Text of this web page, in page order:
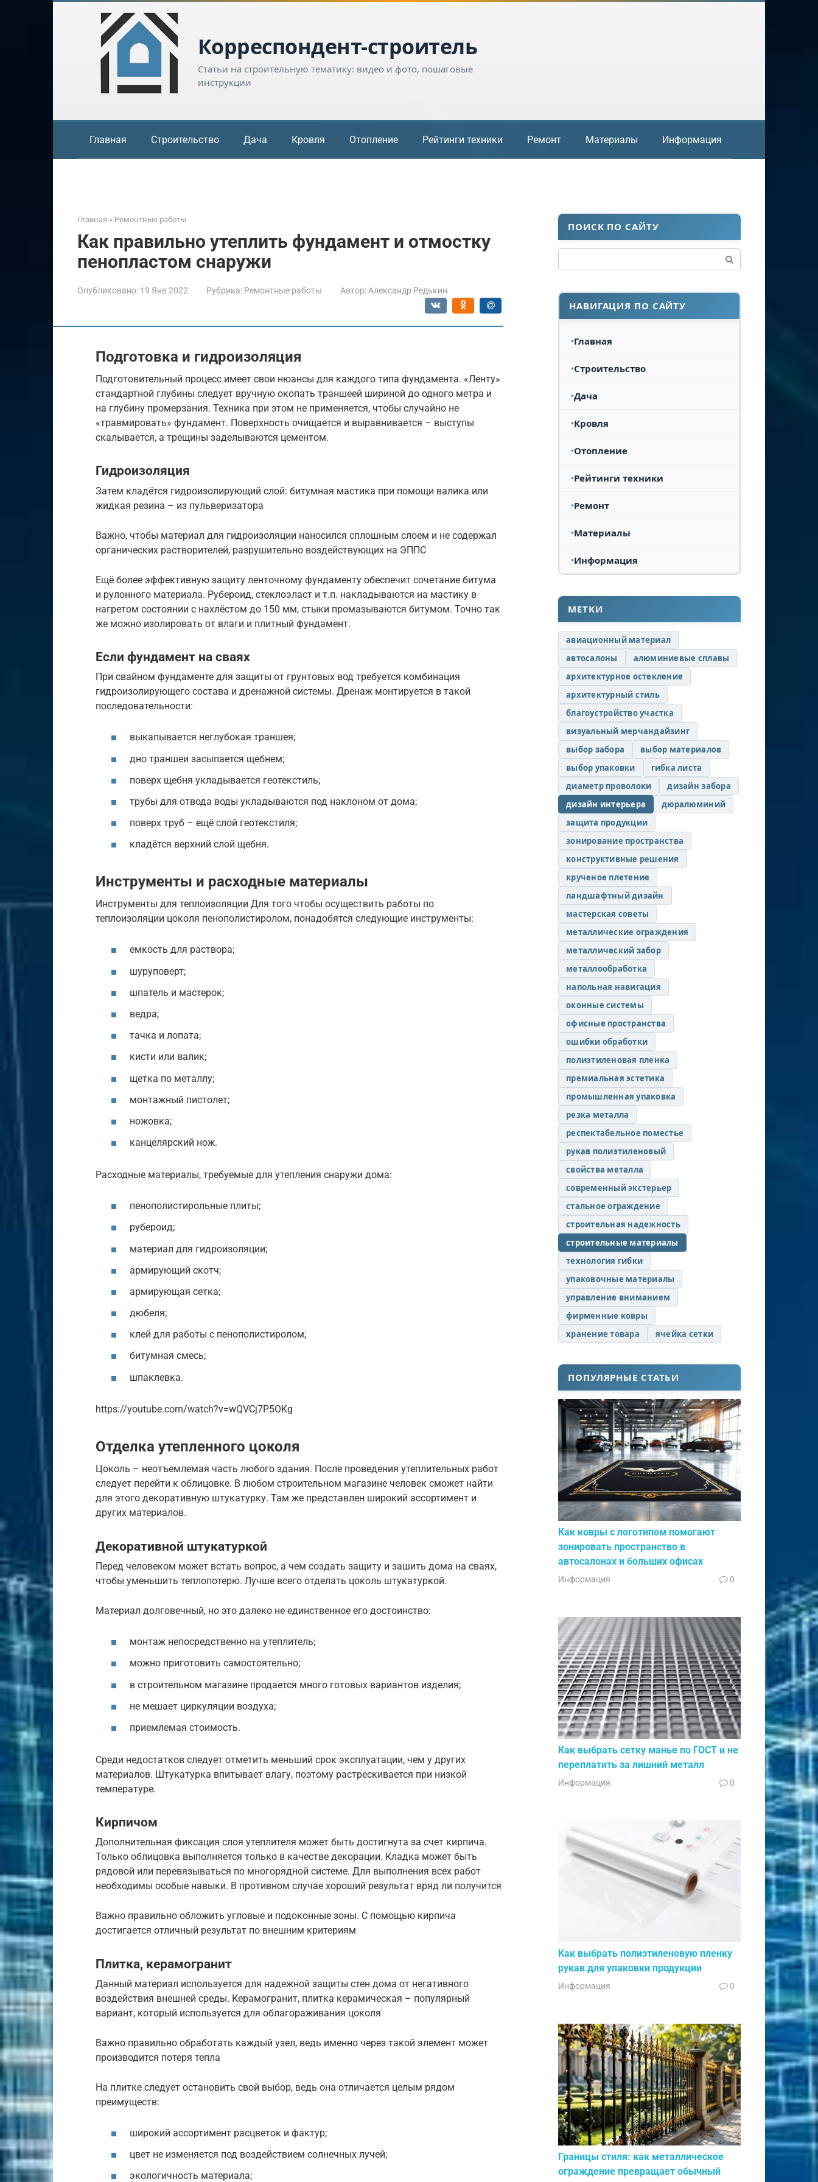
Корреспондент-строитель
Статьи на строительную тематику: видео и фото, пошаговые
инструкции
Главная Строительство Дача Кровля Отопление Рейтинги техники Ремонт Материалы Информация
Главная » Ремонтные работы
Как правильно утеплить фундамент и отмостку
пенопластом снаружи
Опубликовано: 19 Янв 2022 Рубрика: Ремонтные работы Автор: Александр Редькин
Подготовка и гидроизоляция
Подготовительный процесс имеет свои нюансы для каждого типа фундамента. «Ленту»
стандартной глубины следует вручную окопать траншеей шириной до одного метра и
на глубину промерзания. Техника при этом не применяется, чтобы случайно не
«травмировать» фундамент. Поверхность очищается и выравнивается – выступы
скалывается, а трещины заделываются цементом.
Гидроизоляция
Затем кладётся гидроизолирующий слой: битумная мастика при помощи валика или
жидкая резина – из пульверизатора
Важно, чтобы материал для гидроизоляции наносился сплошным слоем и не содержал
органических растворителей, разрушительно воздействующих на ЭППС
Ещё более эффективную защиту ленточному фундаменту обеспечит сочетание битума
и рулонного материала. Рубероид, стеклоэласт и т.п. накладываются на мастику в
нагретом состоянии с нахлёстом до 150 мм, стыки промазываются битумом. Точно так
же можно изолировать от влаги и плитный фундамент.
Если фундамент на сваях
При свайном фундаменте для защиты от грунтовых вод требуется комбинация
гидроизолирующего состава и дренажной системы. Дренаж монтируется в такой
последовательности:
выкапывается неглубокая траншея;
дно траншеи засыпается щебнем;
поверх щебня укладывается геотекстиль;
трубы для отвода воды укладываются под наклоном от дома;
поверх труб – ещё слой геотекстиля;
кладётся верхний слой щебня.
Инструменты и расходные материалы
Инструменты для теплоизоляции Для того чтобы осуществить работы по
теплоизоляции цоколя пенополистиролом, понадобятся следующие инструменты:
емкость для раствора;
шуруповерт;
шпатель и мастерок;
ведра;
тачка и лопата;
кисти или валик;
щетка по металлу;
монтажный пистолет;
ножовка;
канцелярский нож.
Расходные материалы, требуемые для утепления снаружи дома:
пенополистирольные плиты;
рубероид;
материал для гидроизоляции;
армирующий скотч;
армирующая сетка;
дюбеля;
клей для работы с пенополистиролом;
битумная смесь;
шпаклевка.
https://youtube.com/watch?v=wQVCj7P5OKg
Отделка утепленного цоколя
Цоколь – неотъемлемая часть любого здания. После проведения утеплительных работ
следует перейти к облицовке. В любом строительном магазине человек сможет найти
для этого декоративную штукатурку. Там же представлен широкий ассортимент и
других материалов.
Декоративной штукатуркой
Перед человеком может встать вопрос, а чем создать защиту и зашить дома на сваях,
чтобы уменьшить теплопотерю. Лучше всего отделать цоколь штукатуркой.
Материал долговечный, но это далеко не единственное его достоинство:
монтаж непосредственно на утеплитель;
можно приготовить самостоятельно;
в строительном магазине продается много готовых вариантов изделия;
не мешает циркуляции воздуха;
приемлемая стоимость.
Среди недостатков следует отметить меньший срок эксплуатации, чем у других
материалов. Штукатурка впитывает влагу, поэтому растрескивается при низкой
температуре.
Кирпичом
Дополнительная фиксация слоя утеплителя может быть достигнута за счет кирпича.
Только облицовка выполняется только в качестве декорации. Кладка может быть
рядовой или перевязываться по многорядной системе. Для выполнения всех работ
необходимы особые навыки. В противном случае хороший результат вряд ли получится
Важно правильно обложить угловые и подоконные зоны. С помощью кирпича
достигается отличный результат по внешним критериям
Плитка, керамогранит
Данный материал используется для надежной защиты стен дома от негативного
воздействия внешней среды. Керамогранит, плитка керамическая – популярный
вариант, который используется для облагораживания цоколя
Важно правильно обработать каждый узел, ведь именно через такой элемент может
производится потеря тепла
На плитке следует остановить свой выбор, ведь она отличается целым рядом
преимуществ:
широкий ассортимент расцветок и фактур;
цвет не изменяется под воздействием солнечных лучей;
экологичность материала;
ПОИСК ПО САЙТУ
НАВИГАЦИЯ ПО САЙТУ
Главная
Строительство
Дача
Кровля
Отопление
Рейтинги техники
Ремонт
Материалы
Информация
МЕТКИ
авиационный материал
автосалоны
алюминиевые сплавы
архитектурное остекление
архитектурный стиль
благоустройство участка
визуальный мерчандайзинг
выбор забора
выбор материалов
выбор упаковки
гибка листа
диаметр проволоки
дизайн забора
дизайн интерьера
дюралюминий
защита продукции
зонирование пространства
конструктивные решения
крученое плетение
ландшафтный дизайн
мастерская советы
металлические ограждения
металлический забор
металлообработка
напольная навигация
оконные системы
офисные пространства
ошибки обработки
полиэтиленовая пленка
премиальная эстетика
промышленная упаковка
резка металла
респектабельное поместье
рукав полиэтиленовый
свойства металла
современный экстерьер
стальное ограждение
строительная надежность
строительные материалы
технология гибки
упаковочные материалы
управление вниманием
фирменные ковры
хранение товара
ячейка сетки
ПОПУЛЯРНЫЕ СТАТЬИ
Как ковры с логотипом помогают
зонировать пространство в
автосалонах и больших офисах
Информация 0
Как выбрать сетку манье по ГОСТ и не
переплатить за лишний металл
Информация 0
Как выбрать полиэтиленовую пленку
рукав для упаковки продукции
Информация 0
Границы стиля: как металлическое
ограждение превращает обычный